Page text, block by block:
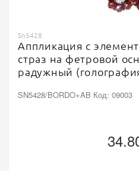
Sn5428
Аппликация с
страз на фетровой
радужный
SN5428/BORDO+AB Код: 09003